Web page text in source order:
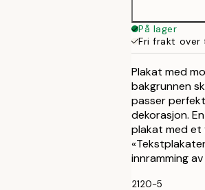
På lager
Fri frakt over
Plakat med
bakgrunnen
passer
dekorasjon.
plakat med et
innramming
2120-5